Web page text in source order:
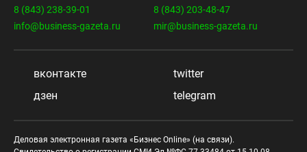
8 (843) 238-39-01
info@business-gazeta.ru
8 (843) 203-48-47
mir@business-gazeta.ru
вконтакте
twitter
дзен
telegram
Деловая электронная газета «Бизнес Online» (на связи).